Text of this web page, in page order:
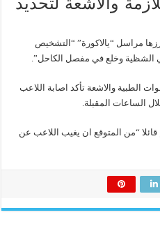
مراسل “يالاكورة” “التشخيص
الشظية وخلع في مفصل الكاحل”.
الطبية والاشعة تأكد اصابة اللاعب
الساعات المقبلة.
“من المتوقع ان يغيب اللاعب عن